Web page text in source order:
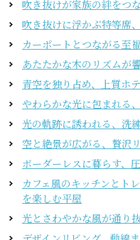
吹き抜けが家族の絆をつ
吹き抜けに浮かぶ特等席
カーポートとつながる至
あたたかな木のリズムが
青空を独り占め、上質ホ
やわらかな光に包まれる
光の軌跡に誘われる、洗
空と絶景が広がる、贅沢
ボーダーレスに暮らす、
カフェ風のキッチンとト
を楽しむ平屋
光とさわやかな風が通り